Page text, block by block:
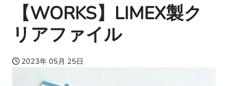
【WORKS】LIMEX製ク
リアファイル
2023年 05月 25日